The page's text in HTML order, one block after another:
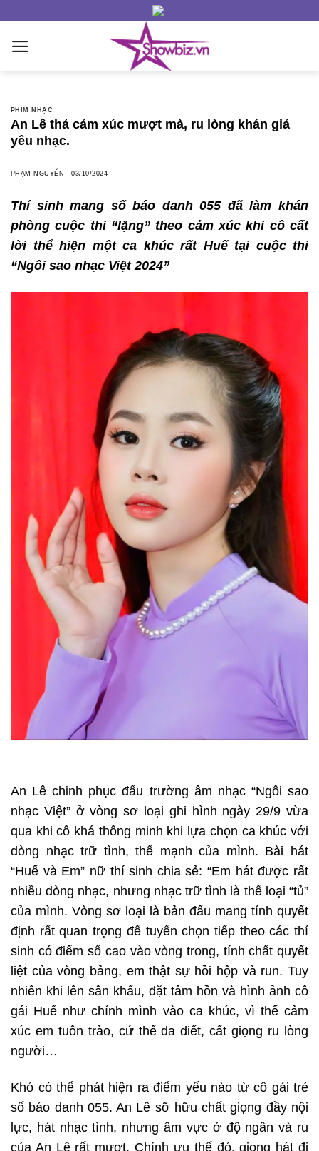
content
PHIM NHẠC
An Lê thả cảm xúc mượt mà, ru lòng khán giả
yêu nhạc.
PHẠM NGUYỄN -03/10/2024
Thí sinh mang số báo danh 055 đã làm khán
phòng cuộc thi “lặng” theo cảm xúc khi cô cất
lời thể hiện một ca khúc rất Huế tại cuộc thi
“Ngôi sao nhạc Việt 2024”
An Lê chinh phục đấu trường âm nhạc “Ngôi sao
nhạc Việt” ở vòng sơ loại ghi hình ngày 29/9 vừa
qua khi cô khá thông minh khi lựa chọn ca khúc với
dòng nhạc trữ tình, thế mạnh của mình. Bài hát
“Huế và Em” nữ thí sinh chia sẻ: “Em hát được rất
nhiều dòng nhạc, nhưng nhạc trữ tình là thể loại “tủ”
của mình. Vòng sơ loại là bản đấu mang tính quyết
định rất quan trọng để tuyển chọn tiếp theo các thí
sinh có điểm số cao vào vòng trong, tính chất quyết
liệt của vòng bảng, em thật sự hồi hộp và run. Tuy
nhiên khi lên sân khấu, đặt tâm hồn và hình ảnh cô
gái Huế như chính mình vào ca khúc, vì thế cảm
xúc em tuôn trào, cứ thế da diết, cất giọng ru lòng
người…
Khó có thể phát hiện ra điểm yếu nào từ cô gái trẻ
số báo danh 055. An Lê sỡ hữu chất giọng đầy nội
lực, hát nhạc tình, nhưng âm vực ở độ ngân và ru
của An Lê rất mượt. Chính ưu thế đó, giọng hát đi